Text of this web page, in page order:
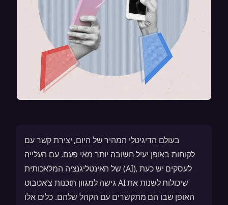
בעולם הדיגיטלי המהיר של היום, יצירת קשר עם
לקוחות באופן יעיל חשובה יותר מאי פעם. עם העלייה
של האינטליגנציה המלאכותית (AI), לעסקים יש כעת
גישה למגוון תוכנות צ’אטבוט AI שיכולות לשנות את
האופן שבו הם מתקשרים עם הקהל שלהם. כלים אלו